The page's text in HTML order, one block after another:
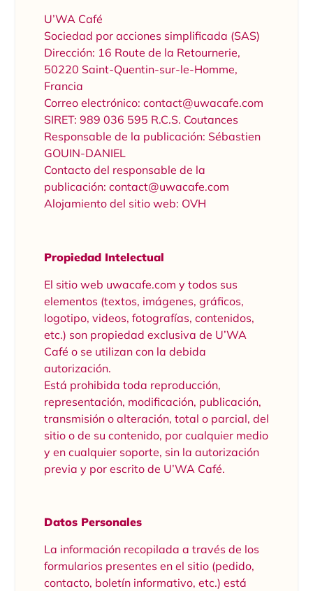
U’WA Café
Sociedad por acciones simplificada (SAS)
Dirección: 16 Route de la Retournerie,
50220 Saint-Quentin-sur-le-Homme,
Francia
Correo electrónico: contact@uwacafe.com
SIRET: 989 036 595 R.C.S. Coutances
Responsable de la publicación: Sébastien
GOUIN-DANIEL
Contacto del responsable de la
publicación: contact@uwacafe.com
Alojamiento del sitio web: OVH
Propiedad Intelectual
El sitio web uwacafe.com y todos sus
elementos (textos, imágenes, gráficos,
logotipo, videos, fotografías, contenidos,
etc.) son propiedad exclusiva de U’WA
Café o se utilizan con la debida
autorización.
Está prohibida toda reproducción,
representación, modificación, publicación,
transmisión o alteración, total o parcial, del
sitio o de su contenido, por cualquier medio
y en cualquier soporte, sin la autorización
previa y por escrito de U’WA Café.
Datos Personales
La información recopilada a través de los
formularios presentes en el sitio (pedido,
contacto, boletín informativo, etc.) está